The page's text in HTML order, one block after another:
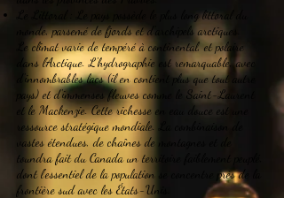
Le Littoral : Le pays possède le plus long littoral du
monde, parsemé de fjords et d'archipels arctiques.
Le climat varie de tempéré à continental, et polaire
dans l'Arctique. L'hydrographie est remarquable, avec
d'innombrables lacs (il en contient plus que tout autre
pays) et d'immenses fleuves comme le Saint-Laurent
et le Mackenzie. Cette richesse en eau douce est une
ressource stratégique mondiale. La combinaison de
vastes étendues, de chaînes de montagnes et de
toundra fait du Canada un territoire faiblement peuplé,
dont l'essentiel de la population se concentre près de la
frontière sud avec les États-Unis.